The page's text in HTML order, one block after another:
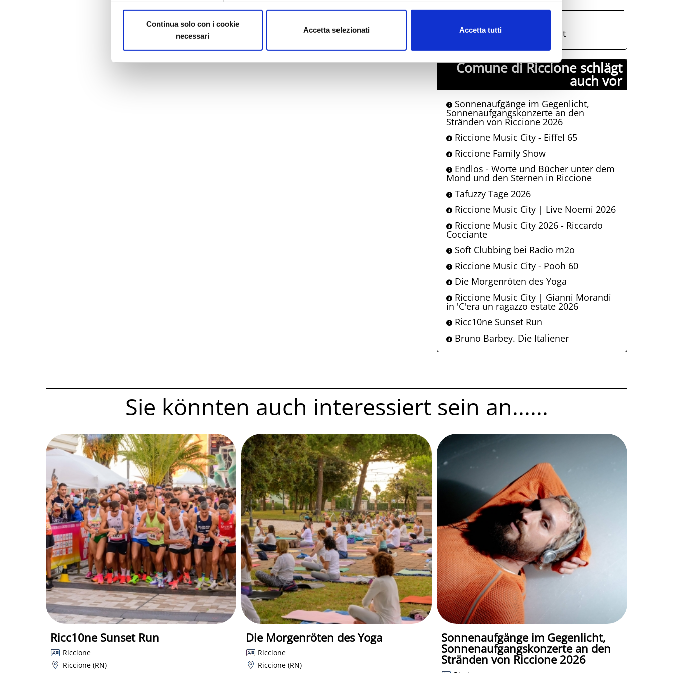
Continua solo con i cookie
necessari
Accetta selezionati Accetta tutti
IAT Riccione
iat@comune.riccione.rn.it
Comune di Riccione schlägt
auch vor
Sonnenaufgänge im Gegenlicht,
Sonnenaufgangskonzerte an den
Stränden von Riccione 2026
Riccione Music City - Eiffel 65
Riccione Family Show
Endlos - Worte und Bücher unter dem
Mond und den Sternen in Riccione
Tafuzzy Tage 2026
Riccione Music City | Live Noemi 2026
Riccione Music City 2026 - Riccardo
Cocciante
Soft Clubbing bei Radio m2o
Riccione Music City - Pooh 60
Die Morgenröten des Yoga
Riccione Music City | Gianni Morandi
in 'C'era un ragazzo estate 2026
Ricc10ne Sunset Run
Bruno Barbey. Die Italiener
Sie könnten auch interessiert sein an......
Ricc10ne Sunset Run
Riccione
Riccione (RN)
Die Morgenröten des Yoga
Riccione
Riccione (RN)
Sonnenaufgänge im Gegenlicht,
Sonnenaufgangskonzerte an den
Stränden von Riccione 2026